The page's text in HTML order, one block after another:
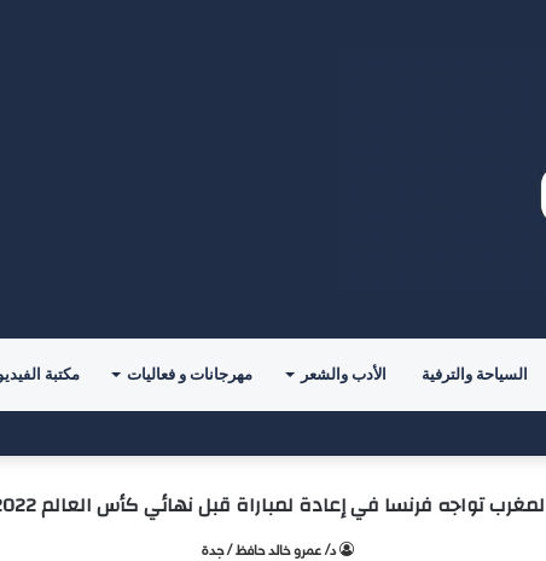
السياحة والترفية الأدب والشعر مهرجانات و فعاليات مكتبة
في آخر مبارياته الودية قُبيل انطلاق الدوري
تواجه فرنسا في إعادة لمباراة قبل ‌نهائي كأس العالم 2022
د/ عمرو خالد حافظ / جدة